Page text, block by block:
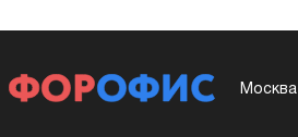
Москва